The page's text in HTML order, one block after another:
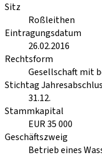
Sitz
Roßleithen
Eintragungsdatum
26.02.2016
Rechtsform
Gesellschaft mit
Stichtag
31.12.
Stammkapital
EUR 35 000
Geschäftszweig
Betrieb eines